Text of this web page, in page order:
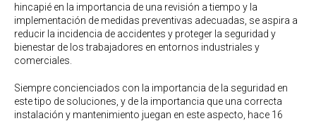
hincapié en la importancia de una revisión a tiempo y la
implementación de medidas preventivas adecuadas, se aspira a
reducir la incidencia de accidentes y proteger la seguridad y
bienestar de los trabajadores en entornos industriales y
comerciales.
Siempre concienciados con la importancia de la seguridad en
este tipo de soluciones, y de la importancia que una correcta
instalación y mantenimiento juegan en este aspecto, hace 16